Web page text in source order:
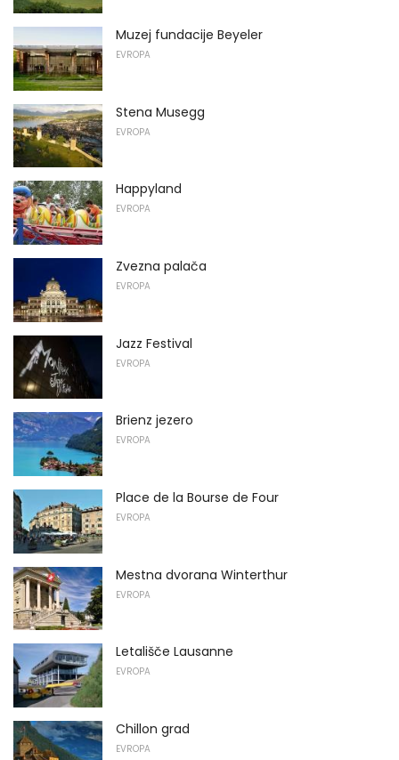
Muzej fundacije Beyeler
EVROPA
Stena Musegg
EVROPA
Happyland
EVROPA
Zvezna palača
EVROPA
Jazz Festival
EVROPA
Brienz jezero
EVROPA
Place de la Bourse de Four
EVROPA
Mestna dvorana Winterthur
EVROPA
Letališče Lausanne
EVROPA
Chillon grad
EVROPA